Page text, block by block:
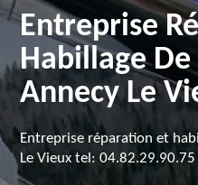
Entreprise
Habillage
Annecy Le
Entreprise réparation et
Le Vieux tel: 04.82.29.90.75